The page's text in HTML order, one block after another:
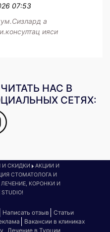
07:53
а
ияси
НАС В
СЕТЯХ:
И СКИДКИ
АКЦИИ И
СТОМАТОЛОГА И
КОРОНКИ И
Написать отзыв
Статьи
Вакансии в клиниках
Лечение в Турции